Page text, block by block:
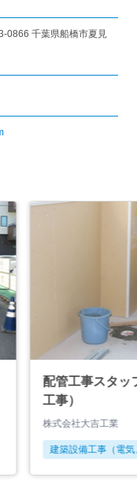
0866 千葉県船橋市夏見
配管工事スタッ
工事）
株式会社大吉工業
建築設備工事（電